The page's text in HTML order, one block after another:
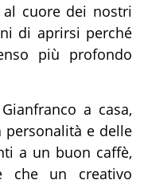
al cuore dei nostri
di aprirsi perché
più profondo
a casa,
personalità e delle
a un buon caffè,
che un creativo